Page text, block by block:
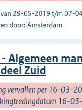
van 29-05-2019 t/m 07-
door: Amsterdam
- Algemeen
Zuid
vervallen per 16-03-
16-